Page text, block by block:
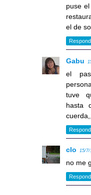
puse
el de
Gabu
el
tuve
hasta
clo 15/7/
no me